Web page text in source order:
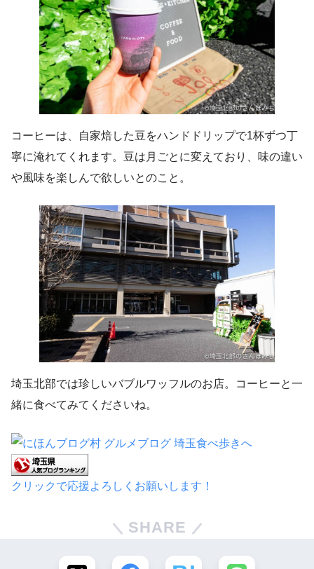
コーヒーは、自家焙した豆をハンドドリップで1杯ずつ丁
寧に淹れてくれます。豆は月ごとに変えており、味の違い
や風味を楽しんで欲しいとのこと。
埼玉北部では珍しいバブルワッフルのお店。コーヒーと一
緒に食べてみてくださいね。
クリックで応援よろしくお願いします！
SHARE